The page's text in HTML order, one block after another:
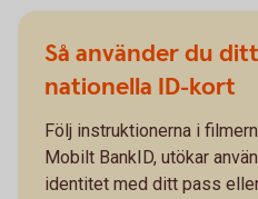
Så använder du
nationella ID-kort
Följ instruktionerna i
Mobilt BankID, utökar
identitet med ditt pass